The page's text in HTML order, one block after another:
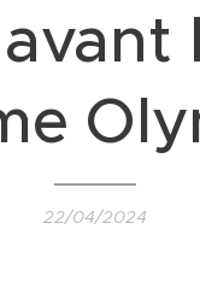
22/04/2024